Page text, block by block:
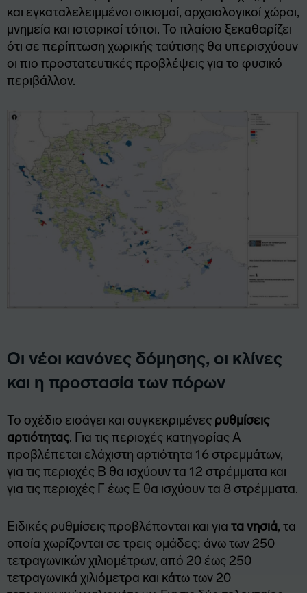
και εγκαταλελειμμένοι οικισμοί, αρχαιολογικοί χώροι,
μνημεία και ιστορικοί τόποι. Το πλαίσιο ξεκαθαρίζει
ότι σε περίπτωση χωρικής ταύτισης θα υπερισχύουν
οι πιο προστατευτικές προβλέψεις για το φυσικό
περιβάλλον.
Οι νέοι κανόνες δόμησης, οι κλίνες
και η προστασία των πόρων
Το σχέδιο εισάγει και συγκεκριμένες ρυθμίσεις
αρτιότητας. Για τις περιοχές κατηγορίας Α
προβλέπεται ελάχιστη αρτιότητα 16 στρεμμάτων,
για τις περιοχές Β θα ισχύουν τα 12 στρέμματα και
για τις περιοχές Γ έως Ε θα ισχύουν τα 8 στρέμματα.
Ειδικές ρυθμίσεις προβλέπονται και για τα νησιά, τα
οποία χωρίζονται σε τρεις ομάδες: άνω των 250
τετραγωνικών χιλιομέτρων, από 20 έως 250
τετραγωνικά χιλιόμετρα και κάτω των 20